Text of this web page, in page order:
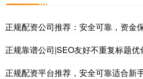
正规配资公司推荐：安全可靠，资金
正规靠谱公司|SEO友好不重复标题优
正规配资平台推荐，安全可靠适合新